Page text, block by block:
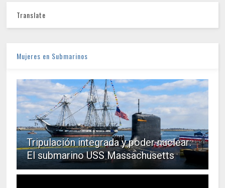
Translate
Mujeres en Submarinos
Tripulación integrada y poder nuclear:
El submarino USS Massachusetts